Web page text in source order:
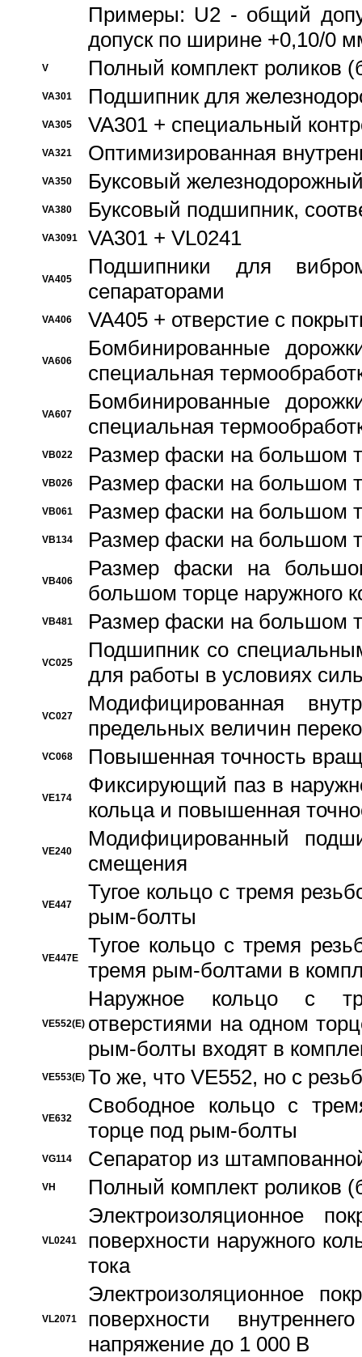
Примеры: U2 - общий
допуск по ширине +0,10/0
V Полный комплект роликов
VA301 Подшипник для
VA305 VA301 + специальный
VA321 Оптимизированная
VA350 Буксовый
VA380 Буксовый подшипник,
VA3091 VA301 + VL0241
VA405
Подшипники для
сепараторами
VA406 VA405 + отверстие с
VA606
Бомбинированные
специальная
VA607
Бомбинированные
специальная
VB022 Размер фаски на большом
VB026 Размер фаски на большом
VB061 Размер фаски на большом
VB134 Размер фаски на большом
VB406
Размер фаски на
большом торце наружного
VB481 Размер фаски на большом
VC025
Подшипник со
для работы в условиях
VC027
Модифицированная
предельных величин
VC068 Повышенная точность
VE174
Фиксирующий паз в
кольца и повышенная
VE240
Модифицированный
смещения
VE447
Тугое кольцо с тремя
рым-болты
VE447E
Тугое кольцо с тремя
тремя рым-болтами в
VE552(E)
Наружное кольцо с
отверстиями на одном
рым-болты входят в
VE553(E) То же, что VE552, но с
VE632
Свободное кольцо с
торце под рым-болты
VG114 Сепаратор из
VH Полный комплект роликов
VL0241
Электроизоляционное
поверхности наружного
тока
VL2071
Электроизоляционное
поверхности
напряжение до 1 000 В